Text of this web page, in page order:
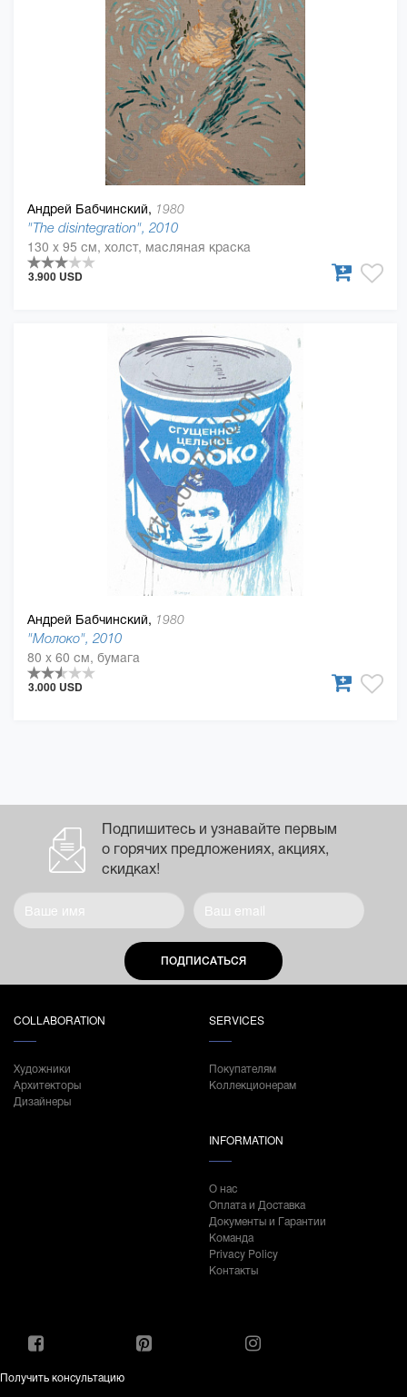
Андрей Бабчинский, 1980
"The disintegration", 2010
130 x 95 см, холст, масляная краска
3.900 USD
Андрей Бабчинский, 1980
"Молоко", 2010
80 x 60 см, бумага
3.000 USD
Подпишитесь и узнавайте первым
о горячих предложениях, акциях,
скидках!
ПОДПИСАТЬСЯ
COLLABORATION
Художники
Архитекторы
Дизайнеры
SERVICES
Покупателям
Коллекционерам
INFORMATION
О нас
Оплата и Доставка
Документы и Гарантии
Команда
Privacy Policy
Контакты
Получить консультацию